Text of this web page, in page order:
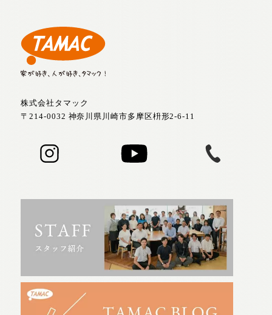
株式会社タマック
〒214-0032 神奈川県川崎市多摩区枡形2-6-11